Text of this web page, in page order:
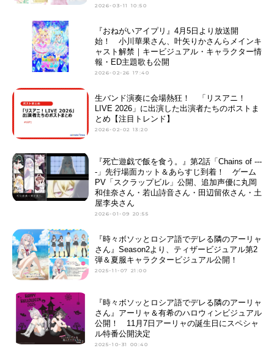
2026-03-11 10:50
『おねがいアイプリ』4月5日より放送開
始！ 小川華果さん、叶矢りかさんらメインキ
ャスト解禁｜キービジュアル・キャラクター情
報・ED主題歌も公開
2026-02-26 17:40
生バンド演奏に会場熱狂！ 「リスアニ！
LIVE 2026」に出演した出演者たちのポストま
とめ【注目トレンド】
2026-02-02 13:20
『死亡遊戯で飯を食う。』第2話「Chains of ---
-」先行場面カット＆あらすじ到着！ ゲーム
PV「スクラップビル」公開、追加声優に丸岡
和佳奈さん・若山詩音さん・田辺留依さん・土
屋李央さん
2026-01-09 20:55
『時々ボソッとロシア語でデレる隣のアーリャ
さん』Season2より、ティザービジュアル第2
弾＆夏服キャラクタービジュアル公開！
2025-11-07 21:00
『時々ボソッとロシア語でデレる隣のアーリャ
さん』アーリャ＆有希のハロウィンビジュアル
公開！ 11月7日アーリャの誕生日にスペシャ
ル特番公開決定
2025-10-31 00:40